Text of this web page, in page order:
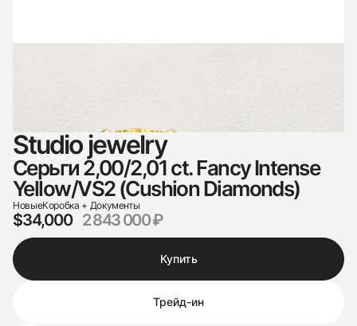
Studio jewelry
Серьги 2,00/2,01 ct. Fancy Intense
Yellow/VS2 (Cushion Diamonds)
НовыеКоробка + Документы
$34,000 2 843 000 ₽
Купить
Трейд-ин